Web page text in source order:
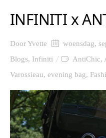
INFINITI x
DoorYvette woensdag,
Blogs, Infiniti AntiChic,
Varossieau, evening bag,